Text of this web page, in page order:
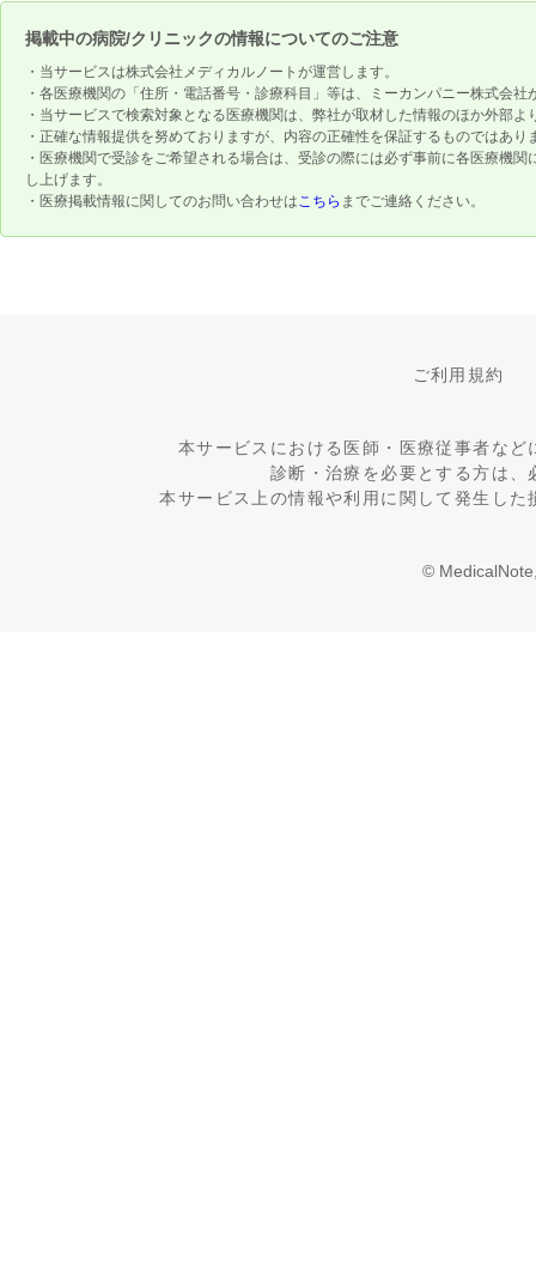
掲載中の病院/クリニックの情報についてのご注意
・当サービスは株式会社メディカルノートが運営します。
・各医療機関の「住所・電話番号・診療科目」等は、ミーカンパニー株式会
・当サービスで検索対象となる医療機関は、弊社が取材した情報のほか外部
・正確な情報提供を努めておりますが、内容の正確性を保証するものではあり
・医療機関で受診をご希望される場合は、受診の際には必ず事前に各医療機
し上げます。
・医療掲載情報に関してのお問い合わせはこちら までご連絡ください。
ご利用規約
本サービスにおける医師・医療従事者な
診断・治療を必要とする方は
本サービス上の情報や利用に関して発生し
©